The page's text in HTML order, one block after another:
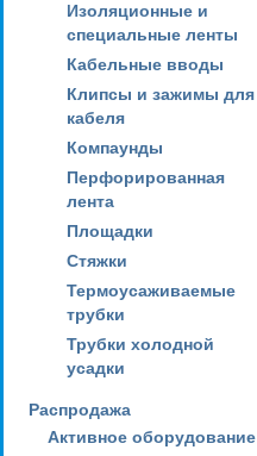
Изоляционные и
специальные ленты
Кабельные вводы
Клипсы и зажимы для
кабеля
Компаунды
Перфорированная
лента
Площадки
Стяжки
Термоусаживаемые
трубки
Трубки холодной
усадки
Распродажа
Активное оборудование